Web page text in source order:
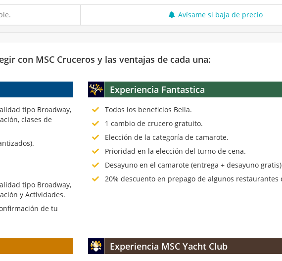
Avísame si baja de precio
con MSC Cruceros y las ventajas de cada una:
tipo Broadway,
clases de
tipo Broadway,
y Actividades.
de tu
Experiencia Fantastica
Todos los beneficios Bella.
1 cambio de crucero gratuito.
Elección de la categoría de camarote.
Prioridad en la elección del turno de cena.
Desayuno en el camarote (entrega + desayuno
20% descuento en prepago de algunos restaurantes
Experiencia MSC Yacht Club